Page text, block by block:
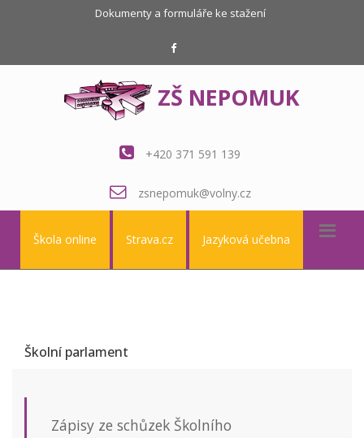
Dokumenty a formuláře ke stažení
ZŠ NEPOMUK
+420 371 591 139
zsnepomuk@volny.cz
Škola online Strava.cz Jazyková učebna
Školní parlament
Zápisy ze schůzek Školního